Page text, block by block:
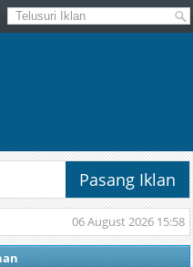
Pasang Iklan
06 August 2026 15:58